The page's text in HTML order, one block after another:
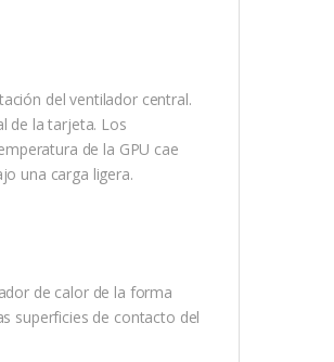
del ventilador central.
de la tarjeta. Los
de la GPU cae
una carga ligera.
de calor de la forma
superficies de contacto del